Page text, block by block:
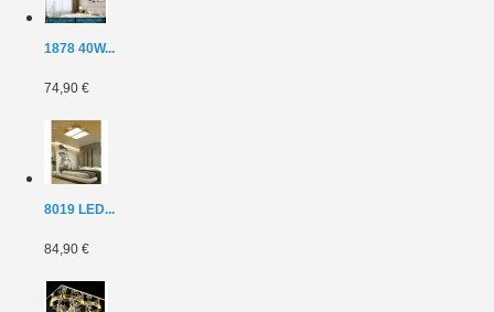
1878 40W...
74,90 €
8019 LED...
84,90 €